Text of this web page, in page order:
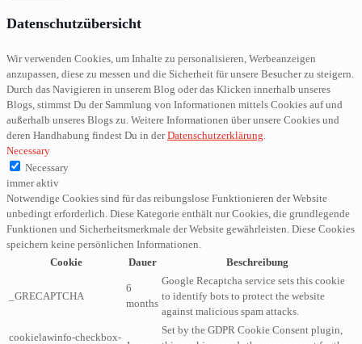
Datenschutzübersicht
Wir verwenden Cookies, um Inhalte zu personalisieren, Werbeanzeigen
anzupassen, diese zu messen und die Sicherheit für unsere Besucher zu steigern.
Durch das Navigieren in unserem Blog oder das Klicken innerhalb unseres
Blogs, stimmst Du der Sammlung von Informationen mittels Cookies auf und
außerhalb unseres Blogs zu. Weitere Informationen über unsere Cookies und
deren Handhabung findest Du in derDatenschutzerklärung.
Necessary
Necessary
immer aktiv
Notwendige Cookies sind für das reibungslose Funktionieren der Website
unbedingt erforderlich. Diese Kategorie enthält nur Cookies, die grundlegende
Funktionen und Sicherheitsmerkmale der Website gewährleisten. Diese Cookies
speichern keine persönlichen Informationen.
Cookie
Dauer Beschreibung
_GRECAPTCHA
6
months
Google Recaptcha service sets this cookie
to identify bots to protect the website
against malicious spam attacks.
cookielawinfo-checkbox-
Set by the GDPR Cookie Consent plugin,